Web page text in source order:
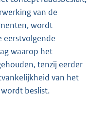
van de
wordt
eerstvolgende
waarop het
tenzij eerder
van het
beslist.